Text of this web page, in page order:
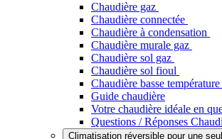
Chaudière gaz
Chaudière connectée
Chaudière à condensation
Chaudière murale gaz
Chaudière sol gaz
Chaudière sol fioul
Chaudière basse température
Guide chaudière
Votre chaudière idéale en
Questions / Réponses
Climatisation réversible pour une